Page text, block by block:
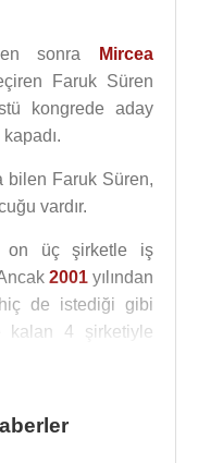
sonra
Mircea
Faruk Süren
kongrede aday
bilen Faruk Süren,
vardır.
on üç şirketle iş
2001 yılından
de istediği gibi
kalan 4 şirketiyle
olan